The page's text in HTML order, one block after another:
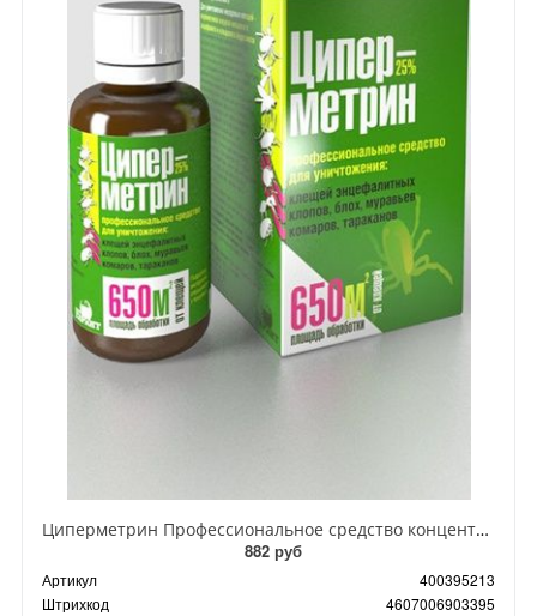
Циперметрин Профессиональное средство концентрат эмульсии 25% для уничтожения тараканов, мух,комаров, блох, клопов, муравьев, ос 50 мл
882 руб
Артикул
400395213
Штрихкод
4607006903395